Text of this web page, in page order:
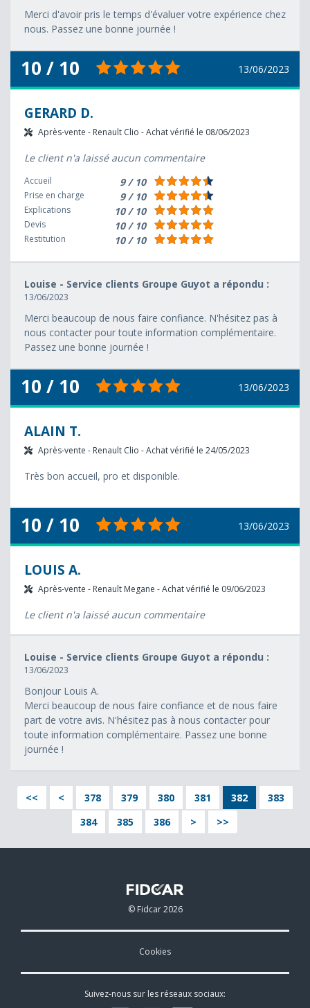
Merci d'avoir pris le temps d'évaluer votre expérience chez
nous. Passez une bonne journée !
10 / 10 13/06/2023
GERARD D.
Après-vente - Renault Clio - Achat vérifié le 08/06/2023
Le client n'a laissé aucun commentaire
Accueil 9 / 10
Prise en charge 9 / 10
Explications 10 / 10
Devis 10 / 10
Restitution 10 / 10
Louise - Service clients Groupe Guyot a répondu :
13/06/2023
Merci beaucoup de nous faire confiance. N'hésitez pas à
nous contacter pour toute information complémentaire.
Passez une bonne journée !
10 / 10 13/06/2023
ALAIN T.
Après-vente - Renault Clio - Achat vérifié le 24/05/2023
Très bon accueil, pro et disponible.
10 / 10 13/06/2023
LOUIS A.
Après-vente - Renault Megane - Achat vérifié le 09/06/2023
Le client n'a laissé aucun commentaire
Louise - Service clients Groupe Guyot a répondu :
13/06/2023
Bonjour Louis A.
Merci beaucoup de nous faire confiance et de nous faire
part de votre avis. N'hésitez pas à nous contacter pour
toute information complémentaire. Passez une bonne
journée !
<< < 378 379 380 381 382
383
384
385 386 > >>
© Fidcar 2026
Cookies
Suivez-nous sur les réseaux sociaux: